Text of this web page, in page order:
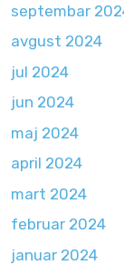
septembar
avgust 2024
jul 2024
jun 2024
maj 2024
april 2024
mart 2024
februar 2024
januar 2024